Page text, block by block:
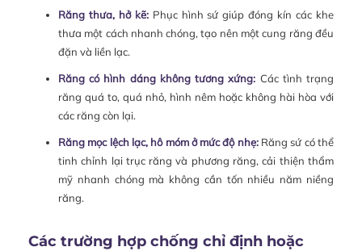
Răng thưa, hở kẽ:Phục hình sứ giúp đóng kín các khe
thưa một cách nhanh chóng, tạo nên một cung răng đều
đặn và liền lạc.
Răng có hình dáng không tương xứng: Các tình trạng
răng quá to, quá nhỏ, hình nêm hoặc không hài hòa với
các răng còn lại.
Răng mọc lệch lạc, hô móm ở mức độ nhẹ:Răng sứ có thể
tinh chỉnh lại trục răng và phương răng, cải thiện thẩm
mỹ nhanh chóng mà không cần tốn nhiều năm niềng
răng.
Các trường hợp chống chỉ định hoặc